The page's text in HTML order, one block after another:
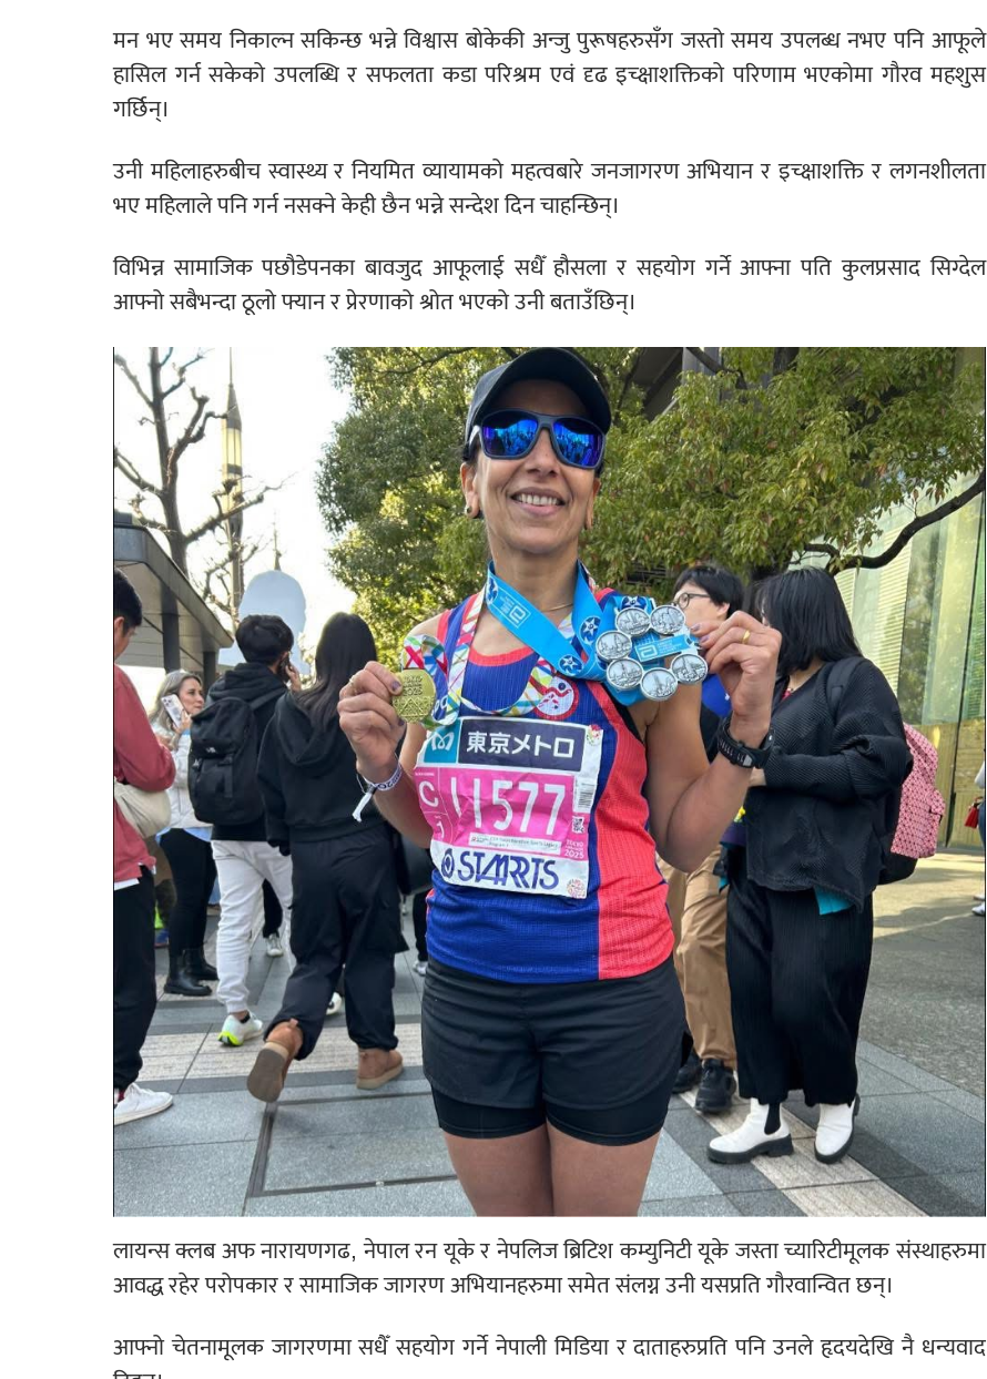
मन भए समय निकाल्न सकिन्छ भन्ने विश्वास बोकेकी अन्जु पुरूषहरुसँग जस्तो समय उपलब्ध नभए पनि आफूले
हासिल गर्न सकेको उपलब्धि र सफलता कडा परिश्रम एवं दृढ इच्क्षाशक्तिको परिणाम भएकोमा गौरव महशुस
गर्छिन्।
उनी महिलाहरुबीच स्वास्थ्य र नियमित व्यायामको महत्वबारे जनजागरण अभियान र इच्क्षाशक्ति र लगनशीलता
भए महिलाले पनि गर्न नसक्ने केही छैन भन्ने सन्देश दिन चाहन्छिन्।
विभिन्न सामाजिक पछौडेपनका बावजुद आफूलाई सधैँ हौसला र सहयोग गर्ने आफ्ना पति कुलप्रसाद सिग्देल
आफ्नो सबैभन्दा ठूलो फ्यान र प्रेरणाको श्रोत भएको उनी बताउँछिन्।
लायन्स क्लब अफ नारायणगढ, नेपाल रन यूके र नेपलिज ब्रिटिश कम्युनिटी यूके जस्ता च्यारिटीमूलक संस्थाहरुमा
आवद्ध रहेर परोपकार र सामाजिक जागरण अभियानहरुमा समेत संलग्न उनी यसप्रति गौरवान्वित छन्।
आफ्नो चेतनामूलक जागरणमा सधैँ सहयोग गर्ने नेपाली मिडिया र दाताहरुप्रति पनि उनले हृदयदेखि नै धन्यवाद